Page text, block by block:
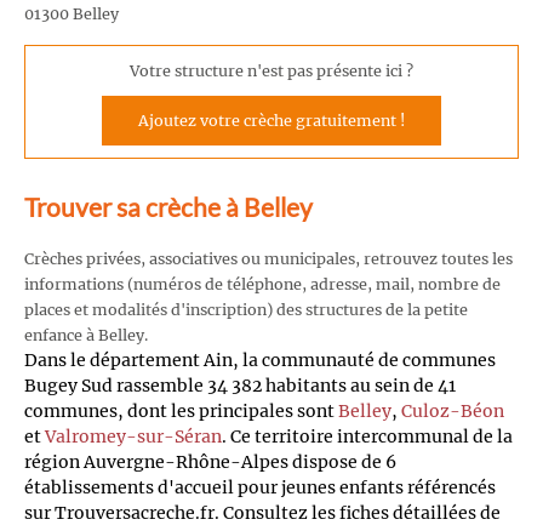
01300 Belley
Votre structure n'est pas présente ici ?
Ajoutez votre crèche gratuitement !
Trouver sa crèche à Belley
Crèches privées, associatives ou municipales, retrouvez toutes les
informations (numéros de téléphone, adresse, mail, nombre de
places et modalités d'inscription) des structures de la petite
enfance à Belley.
Dans le département Ain, la communauté de communes
Bugey Sud rassemble 34 382 habitants au sein de 41
communes, dont les principales sontBelley, Culoz-Béon
etValromey-sur-Séran. Ce territoire intercommunal de la
région Auvergne-Rhône-Alpes dispose de 6
établissements d'accueil pour jeunes enfants référencés
sur Trouversacreche.fr. Consultez les fiches détaillées de